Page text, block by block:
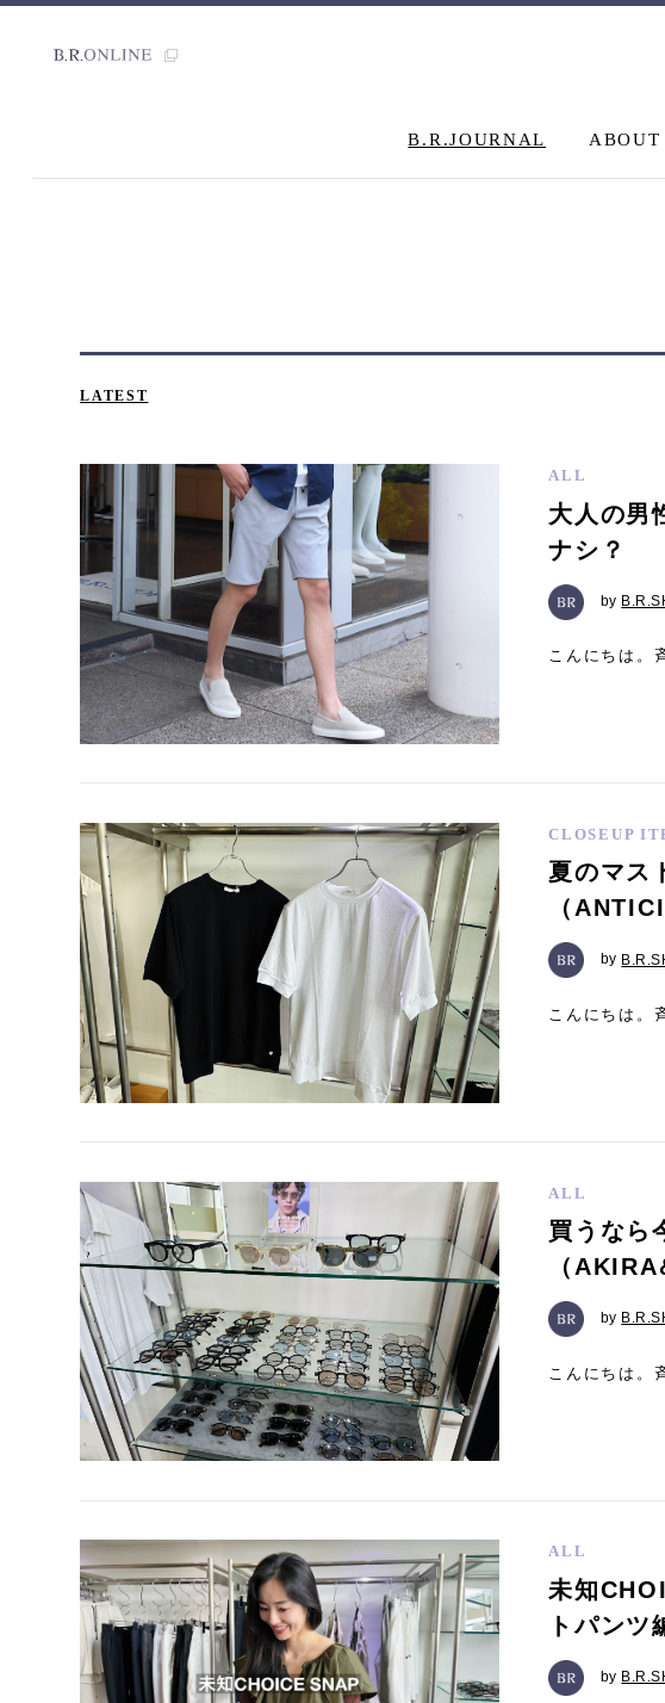
B.R.JOURNAL ABOUT
LATEST
ALL
大人の男
ナシ？
by
こんにちは。
CLOSEUP
夏のマス
（
by
こんにちは。
ALL
買うなら
（
by
こんにちは。
ALL
未知
トパンツ
by